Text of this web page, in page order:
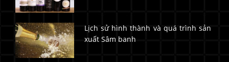
Lịch sử hình thành và quá trình sản
xuất Sâm banh